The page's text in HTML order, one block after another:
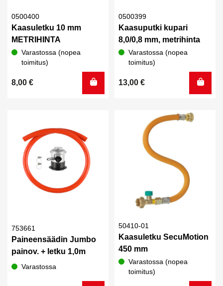
0500400
Kaasuletku 10 mm
METRIHINTA
Varastossa (nopea
toimitus)
8,00 €
0500399
Kaasuputki kupari
8,0/0,8 mm, metrihinta
Varastossa (nopea
toimitus)
13,00 €
753661
Paineensäädin Jumbo
painov. + letku 1,0m
Varastossa
50410-01
Kaasuletku SecuMotion
450 mm
Varastossa (nopea
toimitus)